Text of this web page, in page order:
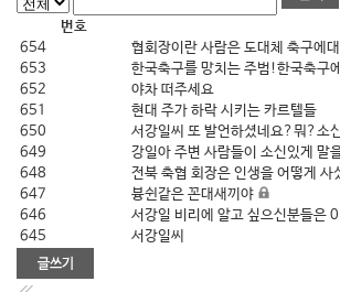
번호
654
협회장이란 사람은 도대체 축구에
653
한국축구를 망치는 주범!한국축구
652
야차 떠주세요
651
현대 주가 하락 시키는 카르텔들
650
서강일씨 또 발언하셨네요?뭐?소
649
강일아 주변 사람들이 소신있게 말
648
전북 축협 회장은 인생을 어떻게
647
븅쉰같은 꼰대새끼야
646
서강일 비리에 알고 싶으신분들
645
서강일씨